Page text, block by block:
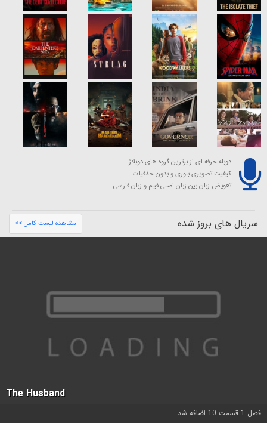
دوبله حرفه ای از برترین گروه های دوبلاژ
کیفیت تصویری بلوری و بدون حذفیات
تعویض زبان بین زبان اصلی فیلم و زبان فارسی
سریال های بروز شده مشاهده لیست کامل >>
The Husband
فصل 1 قسمت 10 اضافه شد